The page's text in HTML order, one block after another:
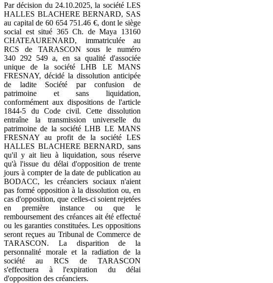
Par décision du 24.10.2025, la société LES
HALLES BLACHERE BERNARD, SAS
au capital de 60 654 751.46 €, dont le siège
social est situé 365 Ch. de Maya 13160
CHATEAURENARD, immatriculée au
RCS de TARASCON sous le numéro
340 292 549 a, en sa qualité d'associée
unique de la société LHB LE MANS
FRESNAY, décidé la dissolution anticipée
de ladite Société par confusion de
patrimoine et sans liquidation,
conformément aux dispositions de l'article
1844-5 du Code civil. Cette dissolution
entraîne la transmission universelle du
patrimoine de la société LHB LE MANS
FRESNAY au profit de la société LES
HALLES BLACHERE BERNARD, sans
qu'il y ait lieu à liquidation, sous réserve
qu'à l'issue du délai d'opposition de trente
jours à compter de la date de publication au
BODACC, les créanciers sociaux n'aient
pas formé opposition à la dissolution ou, en
cas d'opposition, que celles-ci soient rejetées
en première instance ou que le
remboursement des créances ait été effectué
ou les garanties constituées. Les oppositions
seront reçues au Tribunal de Commerce de
TARASCON. La disparition de la
personnalité morale et la radiation de la
société au RCS de TARASCON
s'effectuera à l'expiration du délai
d'opposition des créanciers.